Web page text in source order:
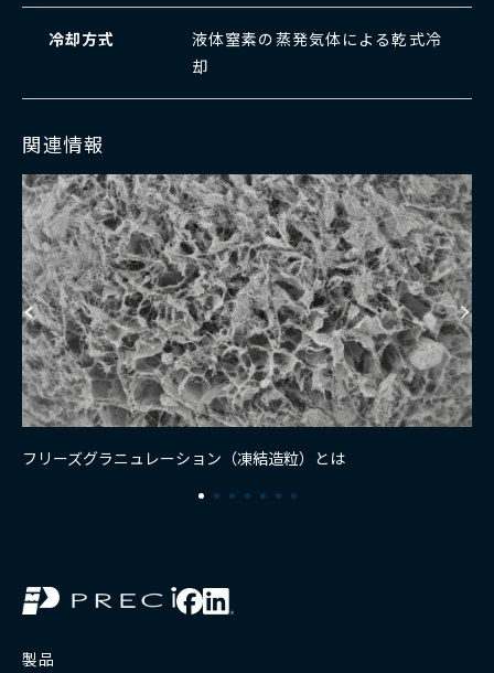
冷却方式
液体窒素の蒸発気体による乾式冷
却
関連情報
フリーズグラニュレーション（凍結造粒）とは
製品